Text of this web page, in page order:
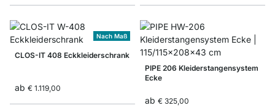
Nach Maß
CLOS-IT 408 Eckkleiderschrank
ab € 1.119,00
PIPE 206 Kleiderstangensystem
Ecke
ab € 325,00